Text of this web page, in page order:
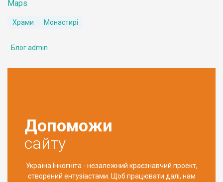
Maps
Храми Монастирі
Блог admin
Допоможи
сайту
Україна Інкогніта - незалежний краєзнавчий проект,
створений ентузіастами. Щоб працювати далі, нам